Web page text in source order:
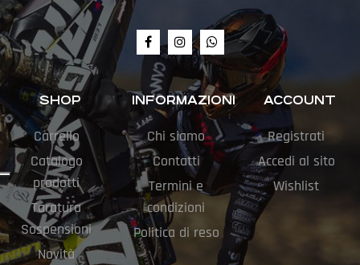
SHOP
Carrello
Catalogo
prodotti
Taratura
Sospensioni
Novità
INFORMAZIONI
Chi siamo
Contatti
Termini e
condizioni
Politica di reso
ACCOUNT
Registrati
Accedi al sito
Wishlist